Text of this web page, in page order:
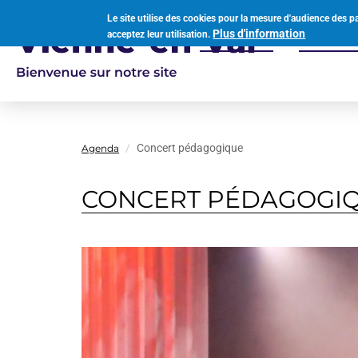
Le site utilise des cookies pour la mesure d'audience des
acceptez leur utilisation. Plus d'information
principal
principale
Votre mairie
Agenda Concert pédagogique
CONCERT